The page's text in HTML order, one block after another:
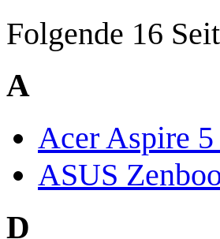
Folgende 16
A
Acer Aspire
ASUS
D